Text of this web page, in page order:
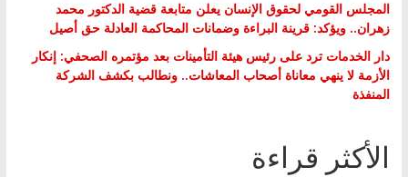
المجلس القومي لحقوق الإنسان يعلن متابعة قضية الدكتور محمد
زهران.. ويؤكد: قرينة البراءة وضمانات المحاكمة العادلة حق أصيل
دار الخدمات ترد على رئيس هيئة التأمينات بعد مؤتمره الصحفي: إنكار
الأزمة لا ينهي معاناة أصحاب المعاشات.. ونطالب بكشف الشركة
المنفذة
الأكثر قراءة